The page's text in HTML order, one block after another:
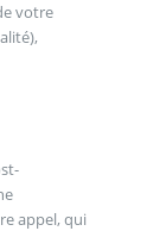
votre
appel, qui